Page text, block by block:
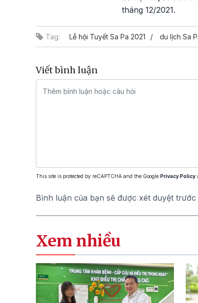
tháng 12/2021.
Tag: Lễ hội Tuyết Sa Pa 2021 du lịch Sa
Viết bình luận
This site is protected by reCAPTCHA and the Google Privacy Policy
Bình luận của bạn sẽ được xét duyệt trước
Xem nhiều